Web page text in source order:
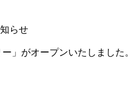
らせ
」がオープンいたしました。